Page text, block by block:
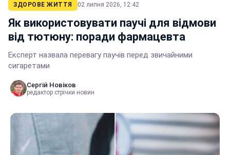
ЗДОРОВЕ ЖИТТЯ 02 липня 2026, 12:42
Як використовувати паучі для відмови
від тютюну: поради фармацевта
Експерт назвала перевагу паучів перед звичайними
сигаретами
Сергій Новіков
редактор стрічки новин